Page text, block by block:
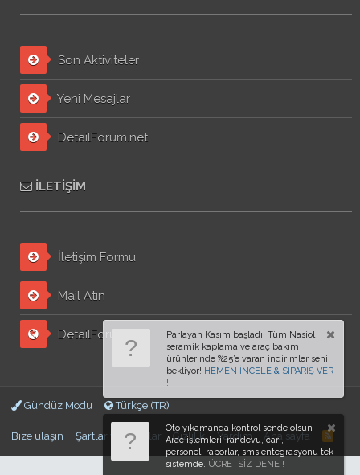
Son Aktiviteler
Yeni Mesajlar
DetailForum.net
İLETIŞIM
İletişim Formu
Mail Atın
DetailForum.org
Gündüz Modu Türkçe (TR)
Bize ulaşın Şartlar ve kurallar Gizlilik Yardım Ana sayfa
Oto yıkamanda kontrol sende olsun
Araç işlemleri, randevu, cari,
personel, raporlar, sms entegrasyonu tek
sistemde. ÜCRETSİZ DENE !